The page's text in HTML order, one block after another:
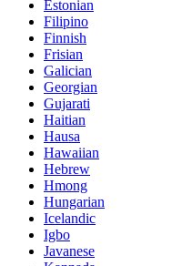
Estonian
Filipino
Finnish
Frisian
Galician
Georgian
Gujarati
Haitian
Hausa
Hawaiian
Hebrew
Hmong
Hungarian
Icelandic
Igbo
Javanese